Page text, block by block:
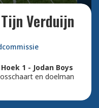
Verduijn
1 - Jodan Boys
en doelman